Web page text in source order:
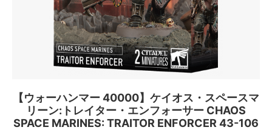
【ウォーハンマー 40000】ケイオス・スペースマ
リーン:トレイター・エンフォーサー CHAOS
SPACE MARINES: TRAITOR ENFORCER 43-106